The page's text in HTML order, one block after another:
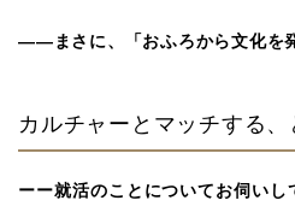
――まさに、「おふろから文化を
カルチャーとマッチする、
ーー就活のことについてお伺い